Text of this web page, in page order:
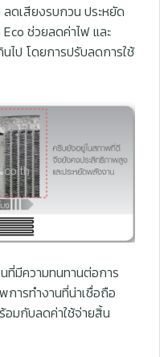
ดเสียงรบกวน ประหยัด
ช่วยลดค่าไฟ และ
ไป โดยการปรับลดการใช้
ที่มีความทนทานต่อการ
ารทำงานที่น่าเชื่อถือ
มกับลดค่าใช้จ่ายสิ้น